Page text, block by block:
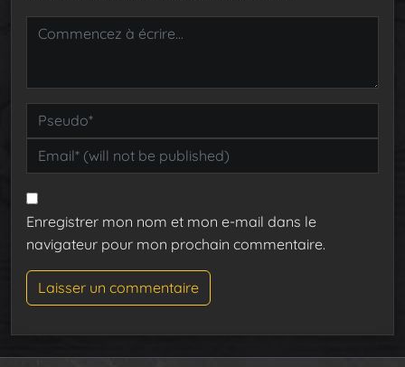
Enregistrer mon nom et mon e-mail dans le
navigateur pour mon prochain commentaire.